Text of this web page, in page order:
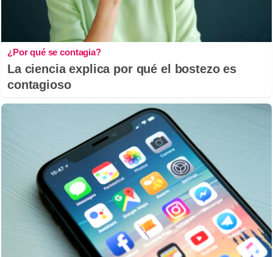
¿Por qué se contagia?
La ciencia explica por qué el bostezo es
contagioso